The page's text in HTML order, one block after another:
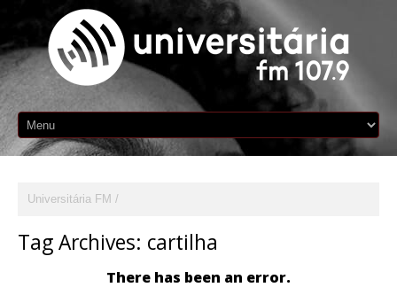
Universitária FM
Tag Archives: cartilha
There has been an error.